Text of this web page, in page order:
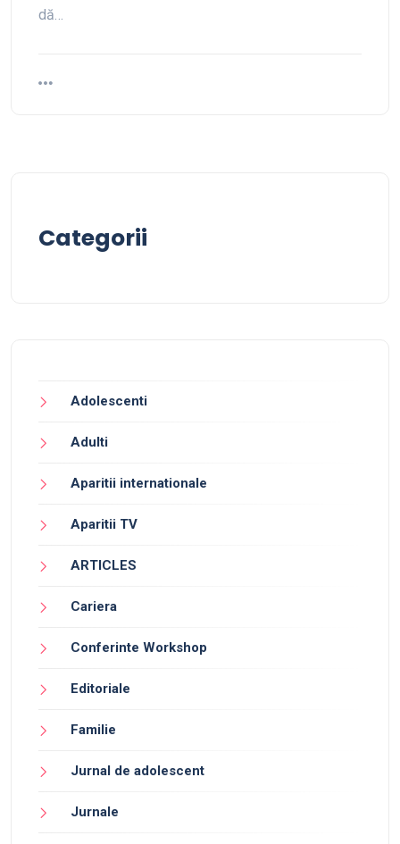
dă…
Categorii
Adolescenti
Adulti
Aparitii internationale
Aparitii TV
ARTICLES
Cariera
Conferinte Workshop
Editoriale
Familie
Jurnal de adolescent
Jurnale